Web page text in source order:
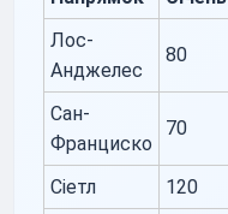
Лос-
Анджелес
80
Сан-
Франциско
70
Сіетл 120